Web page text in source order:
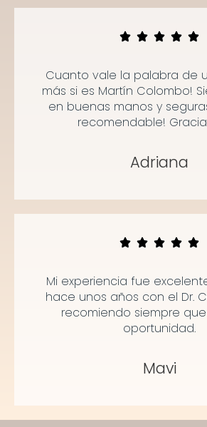
Cuanto vale la palabra de
más si es Martín Colombo!
en buenas manos y
recomendable!
Adriana
Mi experiencia fue
hace unos años con el Dr.
recomiendo siempre
oportunidad.
Mavi